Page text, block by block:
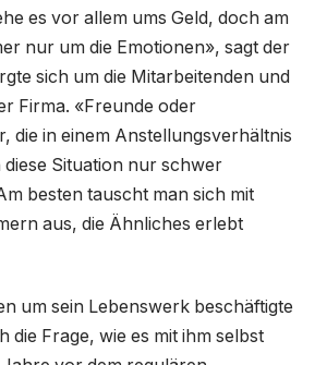
es vor allem ums Geld, doch am
nur um die Emotionen», sagt der
sich um die Mitarbeitenden und
Firma. «Freunde oder
die in einem Anstellungsverhältnis
Situation nur schwer
besten tauscht man sich mit
aus, die Ähnliches erlebt
um sein Lebenswerk beschäftigte
die Frage, wie es mit ihm selbst